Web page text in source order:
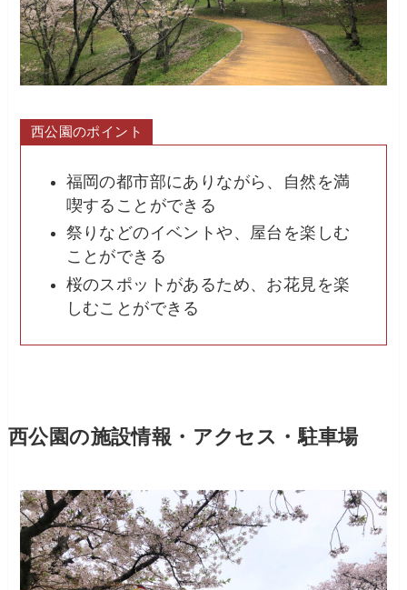
西公園のポイント
福岡の都市部にありながら、自然を満
喫することができる
祭りなどのイベントや、屋台を楽しむ
ことができる
桜のスポットがあるため、お花見を楽
しむことができる
西公園の施設情報・アクセス・駐車場